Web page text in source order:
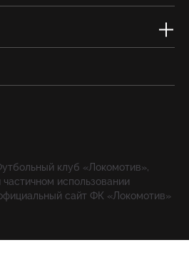
клуб «Локомотив»,
использовании
сайт ФК «Локомотив»